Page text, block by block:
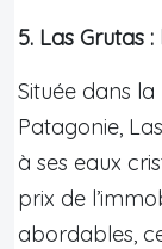
5. Las Grutas
Située dans
Patagonie,
à ses eaux
prix de
abordables,